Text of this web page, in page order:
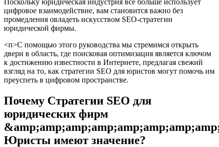
цифровое взаимодействие, вам становится важно без
промедления овладеть искусством SEO-стратегии
юридической фирмы.
<п>С помощью этого руководства мы стремимся открыть
двери в область, где поисковая оптимизация является ключом
к достижению известности в Интернете, предлагая свежий
взгляд на то, как стратегии SEO для юристов могут помочь им
преуспеть в цифровом пространстве.
Почему Стратегии SEO для
юридических фирм
Юристы имеют значение?